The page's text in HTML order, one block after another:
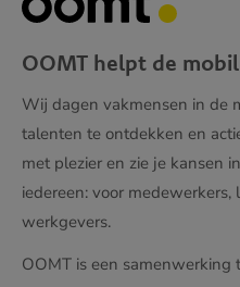
OOMT helpt de
Wij dagen vakmensen in de
talenten te ontdekken en
met plezier en zie je kansen
iedereen: voor
werkgevers.
OOMT is een samenwerking